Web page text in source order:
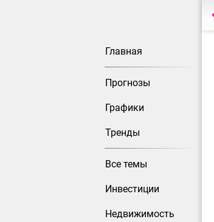
Главная
Прогнозы
Графики
Тренды
Все темы
Инвестиции
Недвижимость